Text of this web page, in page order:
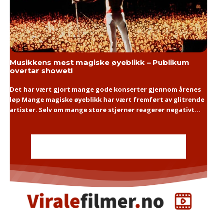
Musikkens mest magiske øyeblikk – Publikum
overtar showet!
Det har vært gjort mange gode konserter gjennom årenes
løp Mange magiske øyeblikk har vært fremført av glitrende
artister. Selv om mange store stjerner reagerer negativt...